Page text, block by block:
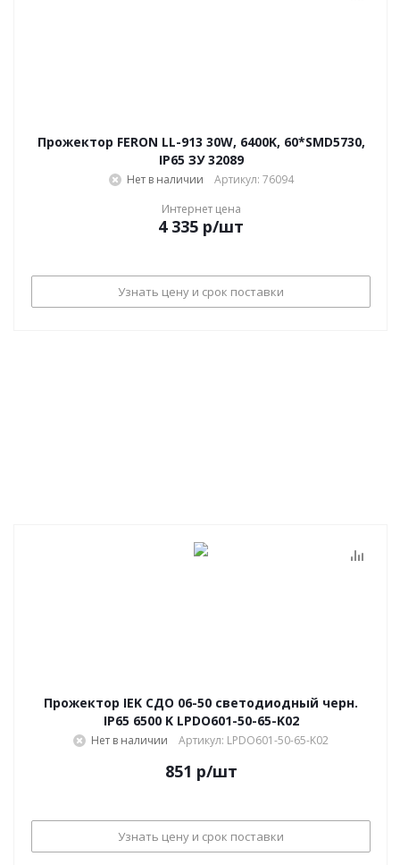
Прожектор FERON LL-913 30W, 6400K, 60*SMD5730,
IP65 ЗУ 32089
Нет в наличии
Артикул: 76094
Интернет цена
4 335 р/шт
Узнать цену и срок поставки
Прожектор IEK СДО 06-50 светодиодный черн.
IP65 6500 K LPDO601-50-65-K02
Нет в наличии Артикул: LPDO601-50-65-K02
851 р/шт
Узнать цену и срок поставки